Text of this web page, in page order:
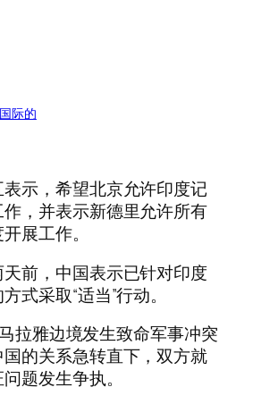
国际的
示，希望北京允许印度记
，并表示新德里允许所有
展工作。
前，中国表示已针对印度
式采取“适当”行动。
拉雅边境发生致命军事冲突
的关系急转直下，双方就
题发生争执。